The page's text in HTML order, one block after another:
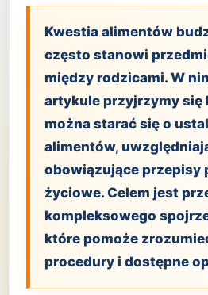
Kwestia alimentów
często stanowi
między rodzicami. W
artykule przyjrzymy się
można starać się o
alimentów,
obowiązujące przepisy
życiowe. Celem jest
kompleksowego
które pomoże
procedury i dostępne